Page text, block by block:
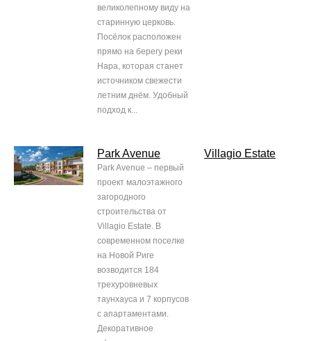
великолепному виду на
старинную церковь.
Посёлок расположен
прямо на берегу реки
Нара, которая станет
источником свежести
летним днём. Удобный
подход к...
Park Avenue
Park Avenue – первый
проект малоэтажного
загородного
строительства от
Villagio Estate. В
современном поселке
на Новой Риге
возводится 184
трехуровневых
таунхауса и 7 корпусов
с апартаментами.
Декоративное
Villagio Estate